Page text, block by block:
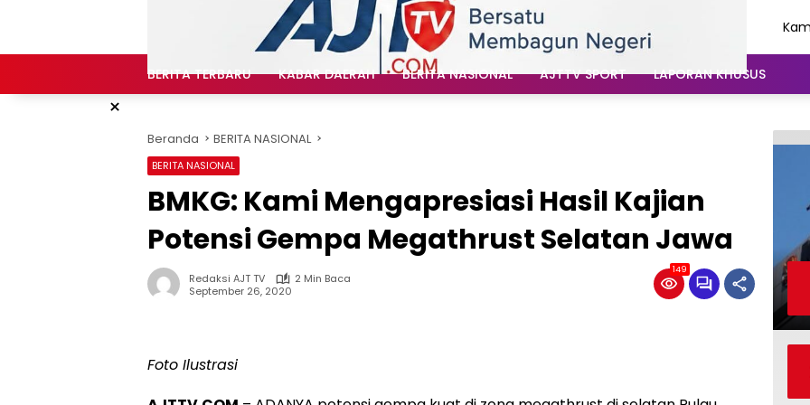
BERITA TERBARU KABAR DAERAH BERITA NASIONAL AJTTV SPORT LAPORAN KHUSUS
×
Beranda BERITA NASIONAL
BERITA NASIONAL
BMKG: Kami Mengapresiasi Hasil Kajian
Potensi Gempa Megathrust Selatan Jawa
Redaksi AJT TV
2 Min Baca
September 26, 2020
149
Foto Ilustrasi